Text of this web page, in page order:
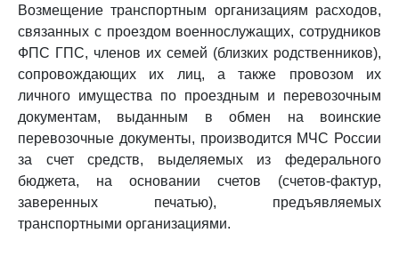
Возмещение транспортным организациям расходов,
связанных с проездом военнослужащих, сотрудников
ФПС ГПС, членов их семей (близких родственников),
сопровождающих их лиц, а также провозом их
личного имущества по проездным и перевозочным
документам, выданным в обмен на воинские
перевозочные документы, производится МЧС России
за счет средств, выделяемых из федерального
бюджета, на основании счетов (счетов-фактур,
заверенных печатью), предъявляемых
транспортными организациями.